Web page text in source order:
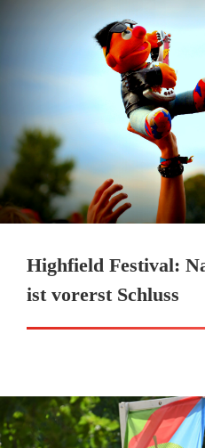
Highfield Festival:
ist vorerst Schluss